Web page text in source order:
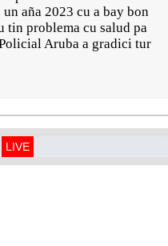
aña 2023 cu a bay bon
tin problema cu salud pa
Aruba a gradici tur
LIVE